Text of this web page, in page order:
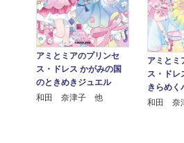
アミとミアのプリンセ
ス・ドレス かがみの国
のときめきジュエル
和田 奈津子 他
アミとミ
ス・ドレ
きらめく
和田 奈